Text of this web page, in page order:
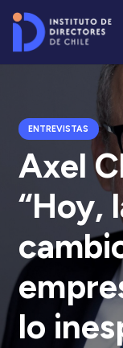
ENTREVISTAS
Axel
“Hoy,
lo